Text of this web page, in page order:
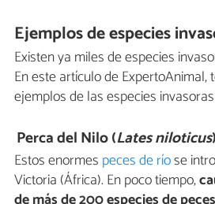
Ejemplos de especies
Existen ya miles de especies
En este artículo de ExpertoAnimal,
ejemplos de las especies
Perca del Nilo (Lates niloticus)
Estos enormes peces de ríose
Victoria (África). En poco tiempo,